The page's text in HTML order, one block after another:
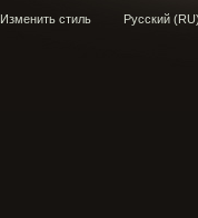
Изменить стиль Русский